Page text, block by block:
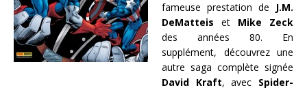
fameuse prestation de
J.M.
DeMatteis et Mike Zeck
des années 80. En
supplément, découvrez une
autre saga complète signée
David Kraft, avec Spider-